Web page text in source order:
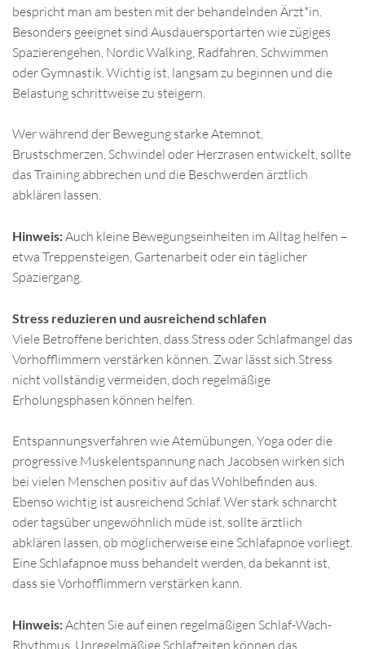
bespricht man am besten mit der behandelnden Ärzt*in.
Besonders geeignet sind Ausdauersportarten wie zügiges
Spazierengehen, Nordic Walking, Radfahren, Schwimmen
oder Gymnastik. Wichtig ist, langsam zu beginnen und die
Belastung schrittweise zu steigern.
Wer während der Bewegung starke Atemnot,
Brustschmerzen, Schwindel oder Herzrasen entwickelt, sollte
das Training abbrechen und die Beschwerden ärztlich
abklären lassen.
Hinweis:Auch kleine Bewegungseinheiten im Alltag helfen –
etwa Treppensteigen, Gartenarbeit oder ein täglicher
Spaziergang.
Stress reduzieren und ausreichend schlafen
Viele Betroffene berichten, dass Stress oder Schlafmangel das
Vorhofflimmern verstärken können. Zwar lässt sich Stress
nicht vollständig vermeiden, doch regelmäßige
Erholungsphasen können helfen.
Entspannungsverfahren wie Atemübungen, Yoga oder die
progressive Muskelentspannung nach Jacobsen wirken sich
bei vielen Menschen positiv auf das Wohlbefinden aus.
Ebenso wichtig ist ausreichend Schlaf. Wer stark schnarcht
oder tagsüber ungewöhnlich müde ist, sollte ärztlich
abklären lassen, ob möglicherweise eine Schlafapnoe vorliegt.
Eine Schlafapnoe muss behandelt werden, da bekannt ist,
dass sie Vorhofflimmern verstärken kann.
Hinweis:Achten Sie auf einen regelmäßigen Schlaf-Wach-
Rhythmus. Unregelmäßige Schlafzeiten können das